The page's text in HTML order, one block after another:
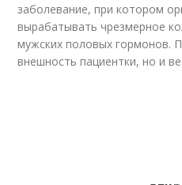
заболевание, при котором
вырабатывать чрезмерное
мужских половых гормонов.
внешность пациентки, но и